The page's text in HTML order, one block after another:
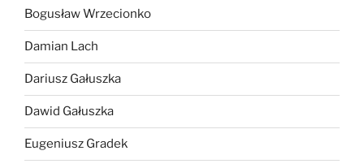
Bogusław Wrzecionko
Damian Lach
Dariusz Gałuszka
Dawid Gałuszka
Eugeniusz Gradek